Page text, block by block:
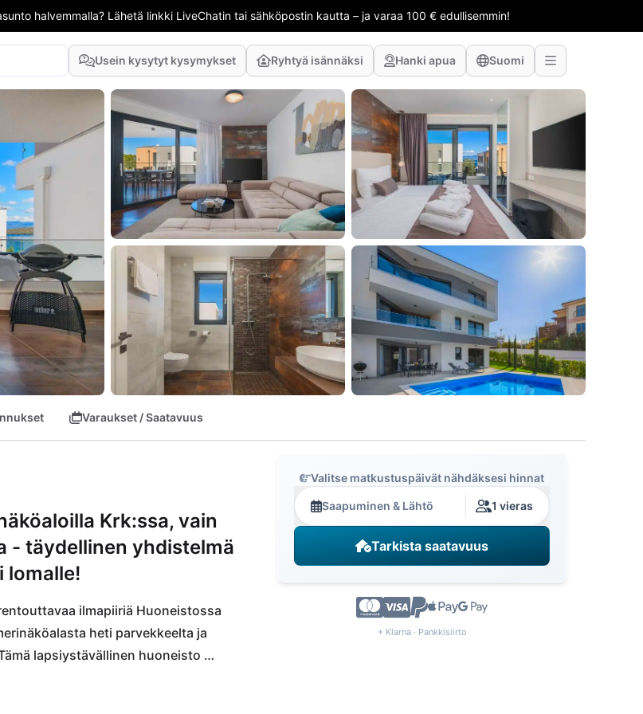
halvemmalla? Lähetä linkki LiveChatin tai sähköpostin kautta – ja varaa 100 € edullisemmin!
Usein kysytyt kysymykset Ryhtyä isännäksi Hanki apua Suomi
Varaukset / Saatavuus
Krk:ssa, vain
- täydellinen yhdistelmä
lomalle!
ilmapiiriä Huoneistossa
heti parvekkeelta ja
lapsiystävällinen huoneisto
päässä kauniilta Rova-rannalta -
vie sinut herkullisten
Valitse matkustuspäivät nähdäksesi hinnat
Saapuminen & Lähtö 1 vieras
Tarkista saatavuus
+ Klarna · Pankkisiirto